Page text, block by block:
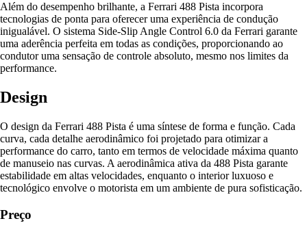
Além do desempenho brilhante, a Ferrari 488 Pista incorpora
tecnologias de ponta para oferecer uma experiência de condução
inigualável. O sistema Side-Slip Angle Control 6.0 da Ferrari garante
uma aderência perfeita em todas as condições, proporcionando ao
condutor uma sensação de controle absoluto, mesmo nos limites da
performance.
Design
O design da Ferrari 488 Pista é uma síntese de forma e função. Cada
curva, cada detalhe aerodinâmico foi projetado para otimizar a
performance do carro, tanto em termos de velocidade máxima quanto
de manuseio nas curvas. A aerodinâmica ativa da 488 Pista garante
estabilidade em altas velocidades, enquanto o interior luxuoso e
tecnológico envolve o motorista em um ambiente de pura sofisticação.
Preço